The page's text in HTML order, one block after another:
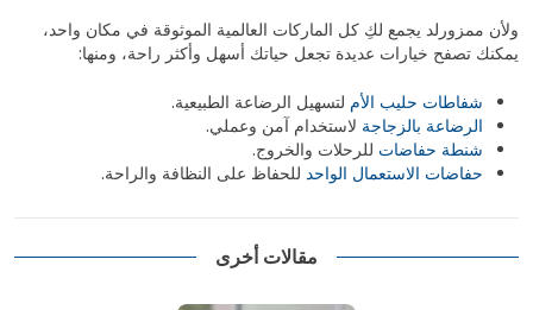
ولأن ممزورلد يجمع لكِ كل الماركات العالمية الموثوقة في مكان واحد،
يمكنك تصفح خيارات عديدة تجعل حياتك أسهل وأكثر راحة، ومنها:
شفاطات حليب الأم لتسهيل الرضاعة الطبيعية.
الرضاعة بالزجاجة لاستخدام آمن وعملي.
شنطة حفاضات للرحلات والخروج.
حفاضات الاستعمال الواحد للحفاظ على النظافة والراحة.
مقالات أخرى